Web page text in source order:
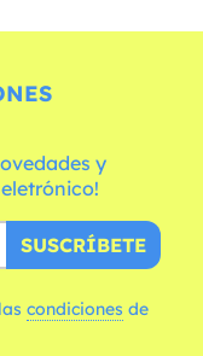
y
SUSCRÍBETE
condiciones